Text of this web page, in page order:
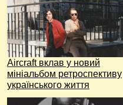
Aircraft вклав у новий
мініальбом ретроспективу
українського життя